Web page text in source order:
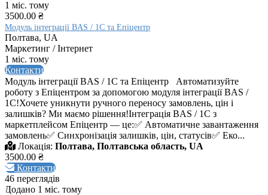
1 міс. тому
3500.00 ₴
Модуль інтеграції BAS / 1C та Епіцентр
Полтава, UA
Маркетинг / Інтернет
1 міс. тому
Контакти
Модуль інтеграції BAS / 1C та Епіцентр⠀Автоматизуйте
роботу з Епіцентром за допомогою модуля інтеграції BAS /
1С!Хочете уникнути ручного переносу замовлень, цін і
залишків? Ми маємо рішення!Інтеграція BAS / 1С з
маркетплейсом Епіцентр — це:✅ Автоматичне завантаження
замовлень✅ Синхронізація залишків, цін, статусів✅ Еко...
Локація: Полтава, Полтавська область, UA
3500.00 ₴
Контакти
46 переглядів
Додано 1 міс. тому